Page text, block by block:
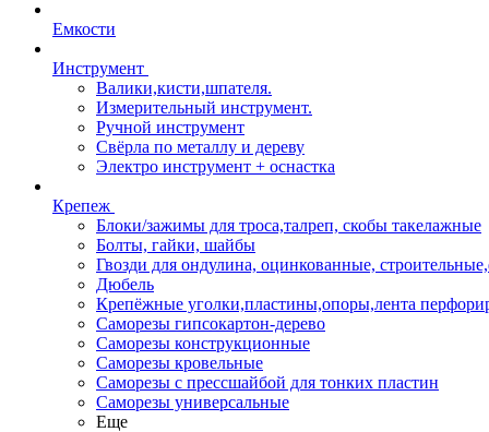
Емкости
Инструмент
Валики,кисти,шпателя.
Измерительный инструмент.
Ручной инструмент
Свёрла по металлу и дереву
Электро инструмент + оснастка
Крепеж
Блоки/зажимы для троса,талреп, скобы такелажные
Болты, гайки, шайбы
Гвозди для ондулина, оцинкованные,
Дюбель
Крепёжные уголки,пластины,опоры,лента
Саморезы гипсокартон-дерево
Саморезы конструкционные
Саморезы кровельные
Саморезы с прессшайбой для тонких пластин
Саморезы универсальные
Еще